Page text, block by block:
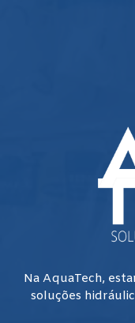
Na AquaTech,
soluções